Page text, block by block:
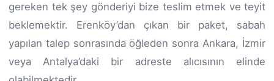
gereken tek şey gönderiyi bize teslim etmek ve teyit
beklemektir. Erenköy’dan çıkan bir paket, sabah
yapılan talep sonrasında öğleden sonra Ankara, İzmir
veya Antalya’daki bir adreste alıcısının elinde